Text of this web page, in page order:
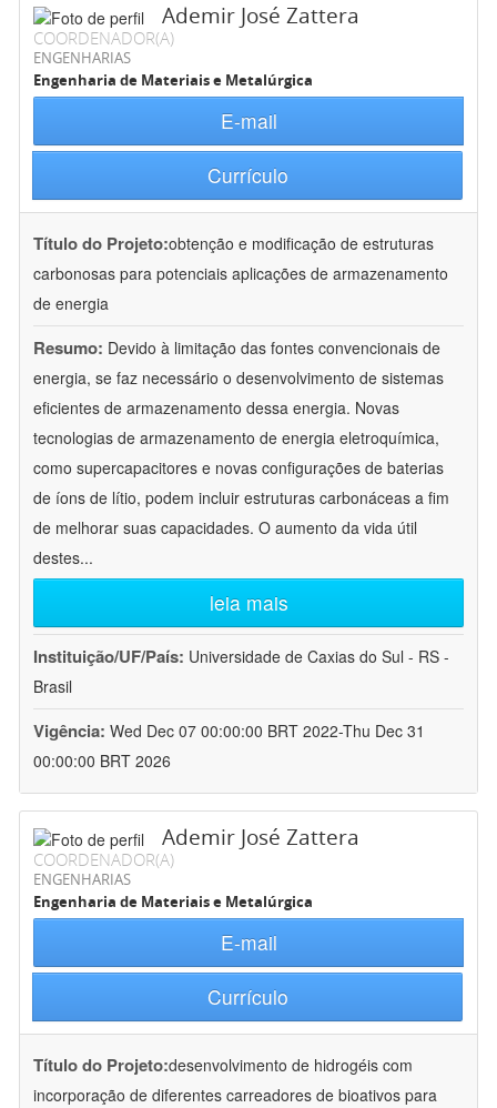
Ademir José Zattera
COORDENADOR(A)
ENGENHARIAS
Engenharia de Materiais e Metalúrgica
E-mail
Currículo
Título do Projeto:obtenção e modificação de estruturas
carbonosas para potenciais aplicações de armazenamento
de energia
Resumo: Devido à limitação das fontes convencionais de
energia, se faz necessário o desenvolvimento de sistemas
eficientes de armazenamento dessa energia. Novas
tecnologias de armazenamento de energia eletroquímica,
como supercapacitores e novas configurações de baterias
de íons de lítio, podem incluir estruturas carbonáceas a fim
de melhorar suas capacidades. O aumento da vida útil
destes...
leia mais
Instituição/UF/País: Universidade de Caxias do Sul - RS -
Brasil
Vigência: Wed Dec 07 00:00:00 BRT 2022-Thu Dec 31
00:00:00 BRT 2026
Ademir José Zattera
COORDENADOR(A)
ENGENHARIAS
Engenharia de Materiais e Metalúrgica
E-mail
Currículo
Título do Projeto:desenvolvimento de hidrogéis com
incorporação de diferentes carreadores de bioativos para